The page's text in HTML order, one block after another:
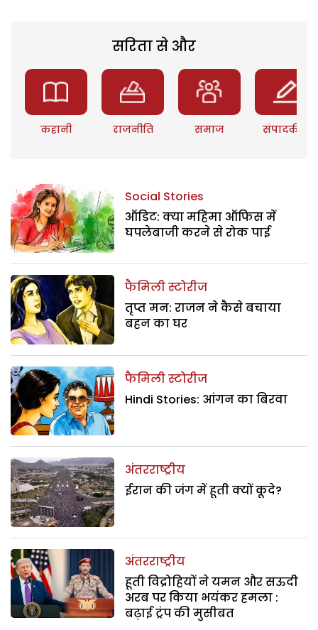
सरिता से और
कहानी राजनीति समाज संपादकीय
Social Stories
ऑडिट: क्या महिमा ऑफिस में
घपलेबाजी करने से रोक पाई
फैमिली स्टोरीज
तृप्त मन: राजन ने कैसे बचाया
बहन का घर
फैमिली स्टोरीज
Hindi Stories: आंगन का बिरवा
अंतरराष्ट्रीय
ईरान की जंग में हूती क्यों कूदे?
अंतरराष्ट्रीय
हूती विद्रोहियों ने यमन और सऊदी
अरब पर किया भयंकर हमला :
बढ़ाई ट्रंप की मुसीबत